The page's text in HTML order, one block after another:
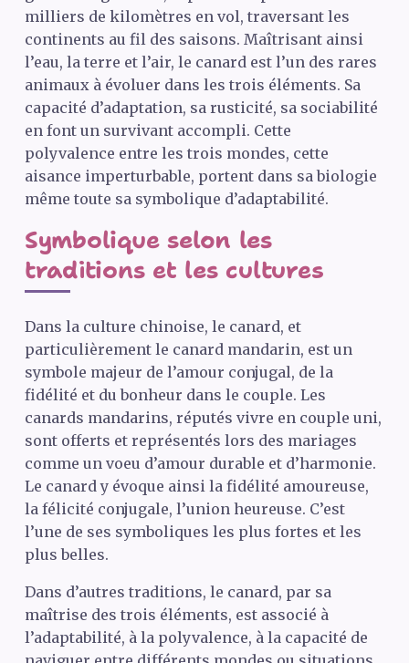
milliers de kilomètres en vol, traversant les
continents au fil des saisons. Maîtrisant ainsi
l’eau, la terre et l’air, le canard est l’un des rares
animaux à évoluer dans les trois éléments. Sa
capacité d’adaptation, sa rusticité, sa sociabilité
en font un survivant accompli. Cette
polyvalence entre les trois mondes, cette
aisance imperturbable, portent dans sa biologie
même toute sa symbolique d’adaptabilité.
Symbolique selon les
traditions et les cultures
Dans la culture chinoise, le canard, et
particulièrement le canard mandarin, est un
symbole majeur de l’amour conjugal, de la
fidélité et du bonheur dans le couple. Les
canards mandarins, réputés vivre en couple uni,
sont offerts et représentés lors des mariages
comme un voeu d’amour durable et d’harmonie.
Le canard y évoque ainsi la fidélité amoureuse,
la félicité conjugale, l’union heureuse. C’est
l’une de ses symboliques les plus fortes et les
plus belles.
Dans d’autres traditions, le canard, par sa
maîtrise des trois éléments, est associé à
l’adaptabilité, à la polyvalence, à la capacité de